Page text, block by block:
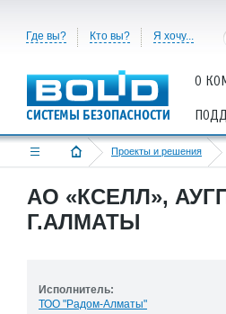
Где вы? Кто вы? Я хочу...
О
Проекты и решения
АО «КСЕЛЛ»,
Г.АЛМАТЫ
Исполнитель:
ТОО "Радом-Алматы"